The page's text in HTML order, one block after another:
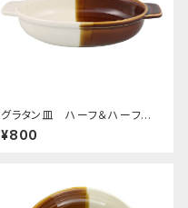
グラタン皿 ハーフ＆ハーフ
ブラウン
¥800